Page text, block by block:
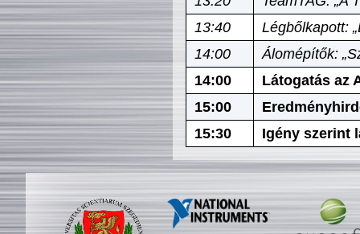
13:40
Légbőlkapott:
14:00
Álomépítők:
14:00
Látogatás az
15:00
15:30
Igény szerint